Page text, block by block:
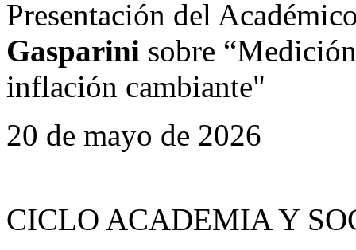
Presentación del
Gasparini sobre
inflación cambiante"
20 de mayo de 2026
CICLO ACADEMIA Y